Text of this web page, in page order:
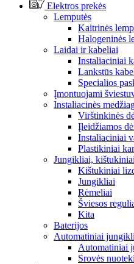
Elektros prekės
Lemputės
Kaitrinės
Halogeninės
Laidai ir kabeliai
Instaliaciniai
Lankstūs
Specialios
Įmontuojami
Instaliacinės
Virštinkinės
Įleidžiamos
Instaliaciniai
Plastikiniai
Jungikliai,
Kištukiniai
Jungikliai
Rėmeliai
Šviesos
Kita
Baterijos
Automatiniai
Automatiniai
Srovės